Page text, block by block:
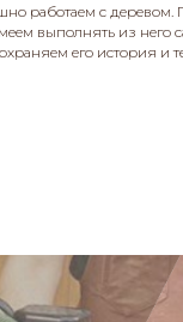
работаем с деревом.
выполнять из него
его история и